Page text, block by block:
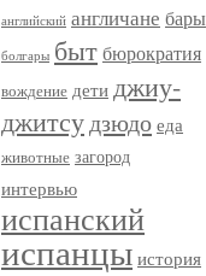
английский англичане бары
болгары бытбюрократия
вождение дети джиу-
джитсудзюдо еда
животные загород
интервью
испанский
испанцы история